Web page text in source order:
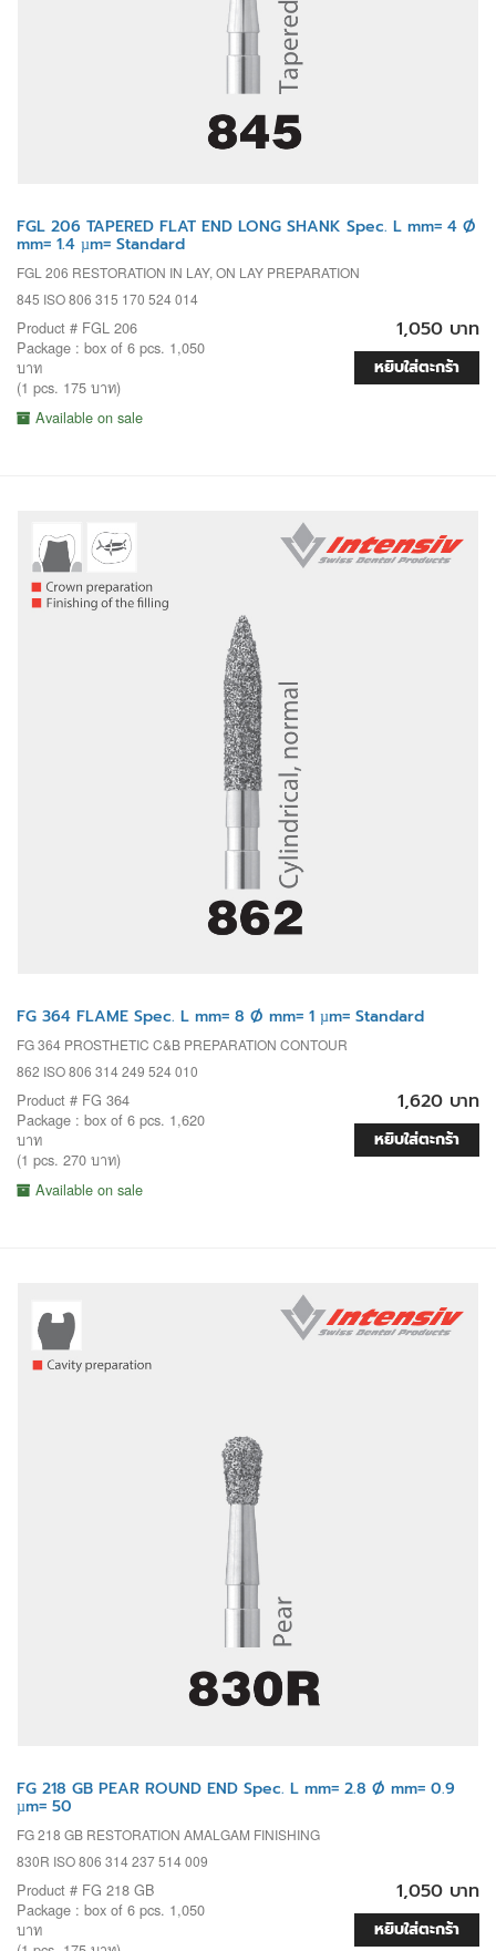
FGL 206 TAPERED FLAT END LONG SHANK Spec. L mm= 4 Ø
mm= 1.4 µm= Standard
FGL 206 RESTORATION IN LAY, ON LAY PREPARATION
845 ISO 806 315 170 524 014
Product # FGL 206
Package : box of 6 pcs. 1,050
บาท
(1 pcs. 175 บาท)
Available on sale
1,050 บาท
หยิบใส่ตะกร้า
FG 364 FLAME Spec. L mm= 8 Ø mm= 1 µm= Standard
FG 364 PROSTHETIC C&B PREPARATION CONTOUR
862 ISO 806 314 249 524 010
Product # FG 364
Package : box of 6 pcs. 1,620
บาท
(1 pcs. 270 บาท)
Available on sale
1,620 บาท
หยิบใส่ตะกร้า
FG 218 GB PEAR ROUND END Spec. L mm= 2.8 Ø mm= 0.9
µm= 50
FG 218 GB RESTORATION AMALGAM FINISHING
830R ISO 806 314 237 514 009
Product # FG 218 GB
Package : box of 6 pcs. 1,050
บาท
1,050 บาท
หยิบใส่ตะกร้า